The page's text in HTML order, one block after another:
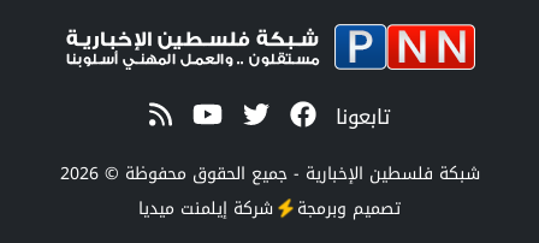
تابعونا
شبكة فلسطين الإخبارية - جميع الحقوق محفوظة © 2026
تصميم وبرمجة شركة إيلمنت ميديا